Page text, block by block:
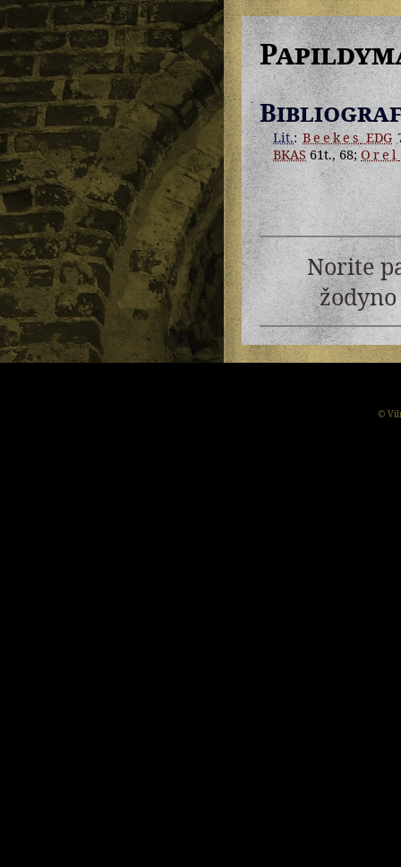
Lit.:BeekesEDG
BKAS 61t., 68;Orel
Norite
©